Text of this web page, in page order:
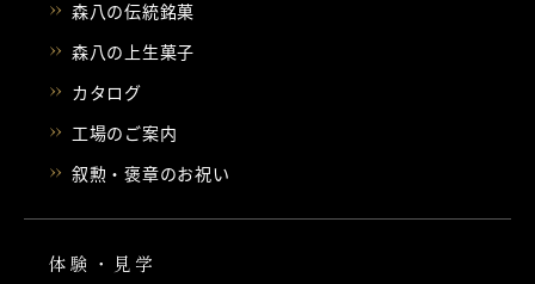
森八の伝統銘菓
森八の上生菓子
カタログ
工場のご案内
叙勲・褒章のお祝い
体験・見学